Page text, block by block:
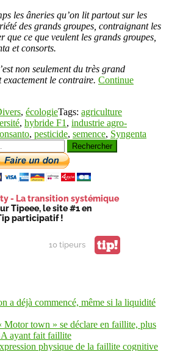
les âneries qu’on lit partout sur les
des grands groupes, contraignant les
que ce que veulent les grands groupes,
et consorts.
non seulement du très grand
exactement le contraire. Continue
, écologieTags: agriculture
, hybride F1 , industrie agro-
, pesticide, semence, Syngenta
- La transition systémique
Tipeee, le site #1 en
participatif !
10 tipeurs tip!
a déjà commencé, même si la liquidité
Motor town » se déclare en faillite, plus
ayant fait faillite
physique de la faillite cognitive